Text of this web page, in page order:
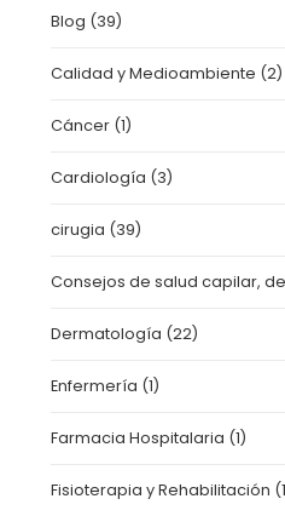
Blog (39)
Calidad y Medioambiente (2)
Cáncer (1)
Cardiología (3)
cirugia (39)
Consejos de salud capilar,
Dermatología (22)
Enfermería (1)
Farmacia Hospitalaria (1)
Fisioterapia y Rehabilitación